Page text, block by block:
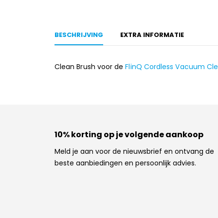
BESCHRIJVING EXTRA INFORMATIE
Clean Brush voor deFlinQ Cordless Vacuum
10% korting op je volgende aankoop
Meld je aan voor de nieuwsbrief en ontvang de
beste aanbiedingen en persoonlijk advies.